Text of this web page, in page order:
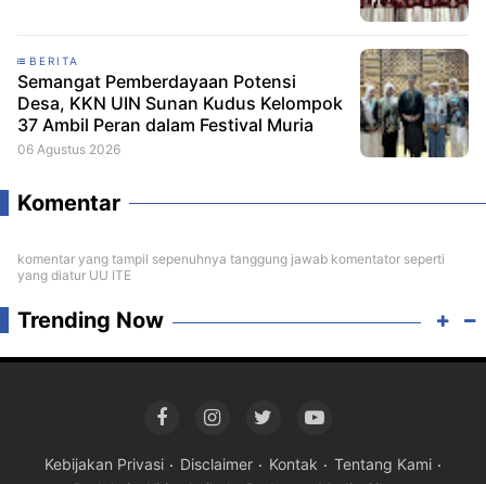
BERITA
Semangat Pemberdayaan Potensi
Desa, KKN UIN Sunan Kudus Kelompok
37 Ambil Peran dalam Festival Muria
06 Agustus 2026
Komentar
komentar yang tampil sepenuhnya tanggung jawab komentator seperti
yang diatur UU ITE
Trending Now
Kebijakan Privasi Disclaimer Kontak
Tentang Kami